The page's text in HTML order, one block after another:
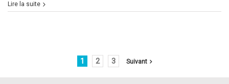
Lire la suite
1 2 3 Suivant